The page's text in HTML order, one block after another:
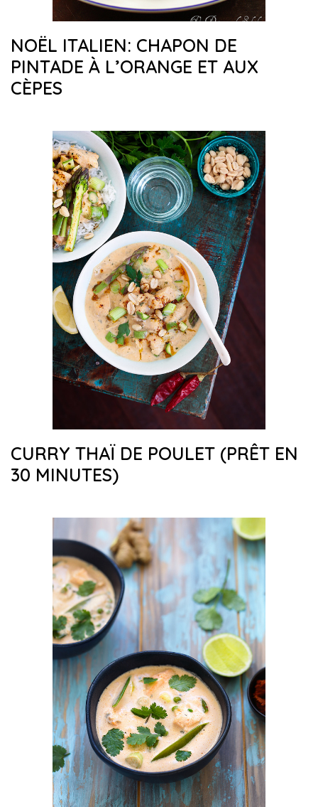
NOËL ITALIEN: CHAPON DE
PINTADE À L’ORANGE ET AUX
CÈPES
CURRY THAÏ DE POULET (PRÊT EN
30 MINUTES)